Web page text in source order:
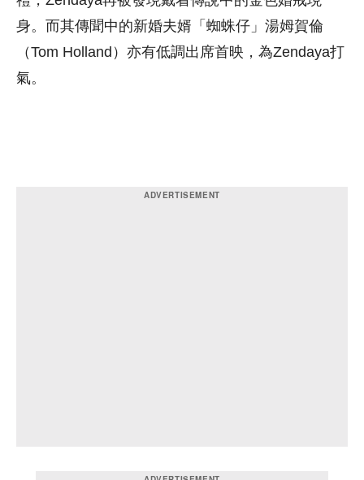
身。而其傳聞中的新婚夫婿「蜘蛛仔」湯姆賀倫
（Tom Holland）亦有低調出席首映，為Zendaya打
氣。